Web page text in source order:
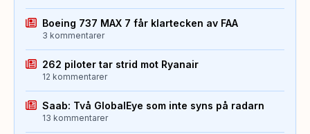
Boeing 737 MAX 7 får klartecken av FAA
3 kommentarer
262 piloter tar strid mot Ryanair
12 kommentarer
Saab: Två GlobalEye som inte syns på radarn
13 kommentarer